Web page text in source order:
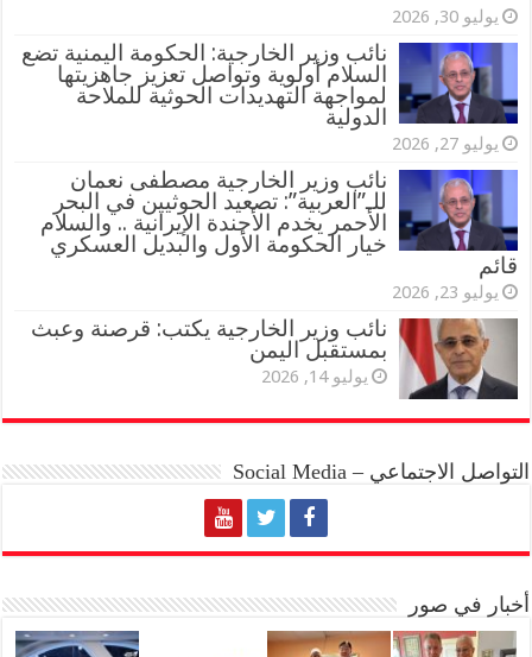
يوليو 30, 2026
نائب وزير الخارجية: الحكومة اليمنية تضع
السلام أولوية وتواصل تعزيز جاهزيتها
لمواجهة التهديدات الحوثية للملاحة
الدولية
يوليو 27, 2026
نائب وزير الخارجية مصطفى نعمان
للـ”العربية”: تصعيد الحوثيين في البحر
الأحمر يخدم الأجندة الإيرانية .. والسلام
خيار الحكومة الأول والبديل العسكري
قائم
يوليو 23, 2026
نائب وزير الخارجية يكتب: قرصنة وعبث
بمستقبل اليمن
يوليو 14, 2026
التواصل الاجتماعي – Social Media
أخبار في صور